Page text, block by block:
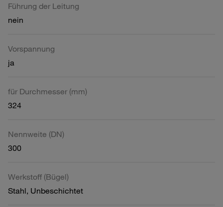
Führung der Leitung
nein
Vorspannung
ja
für Durchmesser (mm)
324
Nennweite (DN)
300
Werkstoff (Bügel)
Stahl, Unbeschichtet